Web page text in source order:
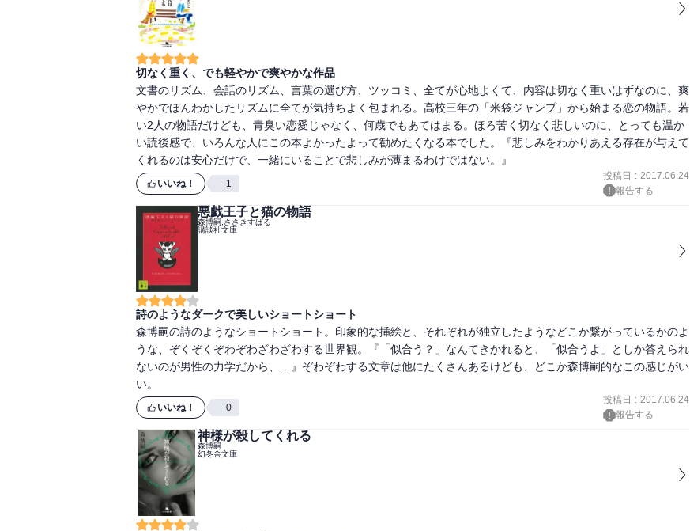
切なく重く、でも軽やかで爽やかな作品
文書のリズム、会話のリズム、言葉の選び方、ツッコミ、全てが心地よくて、内容は切なく重いはずなのに、爽
やかでほんわかしたリズムに全てが気持ちよく包まれる。高校三年の「米袋ジャンプ」から始まる恋の物語。若
い2人の物語だけども、青臭い恋愛じゃなく、何歳でもあてはまる。ほろ苦く切なく悲しいのに、とっても温か
い読後感で、いろんな人にこの本よかったよって勧めたくなる本でした。『悲しみをわかりあえる存在が与えて
くれるのは安心だけで、一緒にいることで悲しみが薄まるわけではない。』
いいね！ 1
投稿日 : 2017.06.24
報告する
悪戯王子と猫の物語
森博嗣,ささきすばる
講談社文庫
詩のようなダークで美しいショートショート
森博嗣の詩のようなショートショート。印象的な挿絵と、それぞれが独立したようなどこか繋がっているかのよ
うな、ぞくぞくぞわぞわざわざわする世界観。『「似合う？」なんてきかれると、「似合うよ」としか答えられ
ないのが男性の力学だから、…』ぞわぞわする文章は他にたくさんあるけども、どこか森博嗣的なこの感じがい
い。
いいね！ 0
投稿日 : 2017.06.24
報告する
神様が殺してくれる
森博嗣
幻冬舎文庫